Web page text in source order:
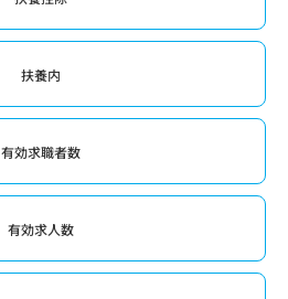
扶養内
有効求職者数
有効求人数